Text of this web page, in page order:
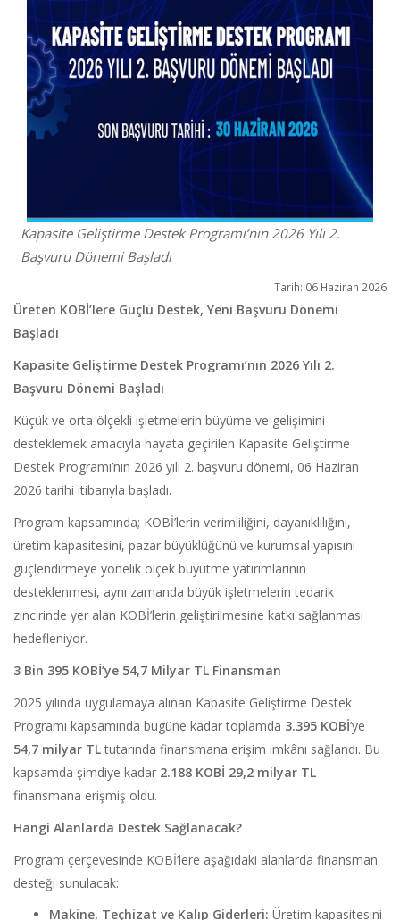
Kapasite Geliştirme Destek Programı’nın 2026 Yılı 2.
Başvuru Dönemi Başladı
Tarih: 06 Haziran 2026
Üreten KOBİ’lere Güçlü Destek, Yeni Başvuru Dönemi
Başladı
Kapasite Geliştirme Destek Programı’nın 2026 Yılı 2.
Başvuru Dönemi Başladı
Küçük ve orta ölçekli işletmelerin büyüme ve gelişimini
desteklemek amacıyla hayata geçirilen Kapasite Geliştirme
Destek Programı’nın 2026 yılı 2. başvuru dönemi, 06 Haziran
2026 tarihi itibarıyla başladı.
Program kapsamında; KOBİ’lerin verimliliğini, dayanıklılığını,
üretim kapasitesini, pazar büyüklüğünü ve kurumsal yapısını
güçlendirmeye yönelik ölçek büyütme yatırımlarının
desteklenmesi, aynı zamanda büyük işletmelerin tedarik
zincirinde yer alan KOBİ’lerin geliştirilmesine katkı sağlanması
hedefleniyor.
3 Bin 395 KOBİ’ye 54,7 Milyar TL Finansman
2025 yılında uygulamaya alınan Kapasite Geliştirme Destek
Programı kapsamında bugüne kadar toplamda 3.395 KOBİ’ye
54,7 milyar TLtutarında finansmana erişim imkânı sağlandı. Bu
kapsamda şimdiye kadar 2.188 KOBİ 29,2 milyar TL
finansmana erişmiş oldu.
Hangi Alanlarda Destek Sağlanacak?
Program çerçevesinde KOBİ’lere aşağıdaki alanlarda finansman
desteği sunulacak:
Makine, Teçhizat ve Kalıp Giderleri: Üretim kapasitesini